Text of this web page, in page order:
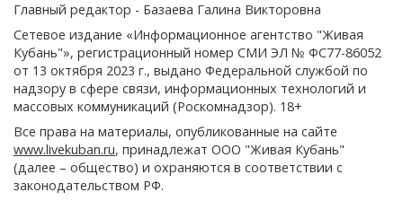
Главный редактор - Базаева Галина Викторовна
Сетевое издание «Информационное агентство "Живая
Кубань"», регистрационный номер СМИ ЭЛ № ФС77-86052
от 13 октября 2023 г., выдано Федеральной службой по
надзору в сфере связи, информационных технологий и
массовых коммуникаций (Роскомнадзор). 18+
Все права на материалы, опубликованные на сайте
www.livekuban.ru, принадлежат ООО "Живая Кубань"
(далее – общество) и охраняются в соответствии с
законодательством РФ.